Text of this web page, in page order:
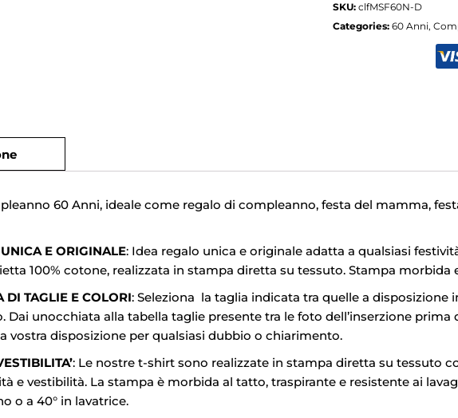
SKU: clfMSF60N-D
Categories: 60 Anni,
60 Anni, ideale come regalo di compleanno, festa del mamma,
E ORIGINALE: Idea regalo unica e originale adatta a qualsiasi
100% cotone, realizzata in stampa diretta su tessuto. Stampa morbida
DI TAGLIE E COLORI: Seleziona la taglia indicata tra quelle a disposizione
Dai unocchiata alla tabella taglie presente tra le foto dell’inserzione
vostra disposizione per qualsiasi dubbio o chiarimento.
: Le nostre t-shirt sono realizzate in stampa diretta su tessuto
e vestibilità. La stampa è morbida al tatto, traspirante e resistente ai
o a 40° in lavatrice.